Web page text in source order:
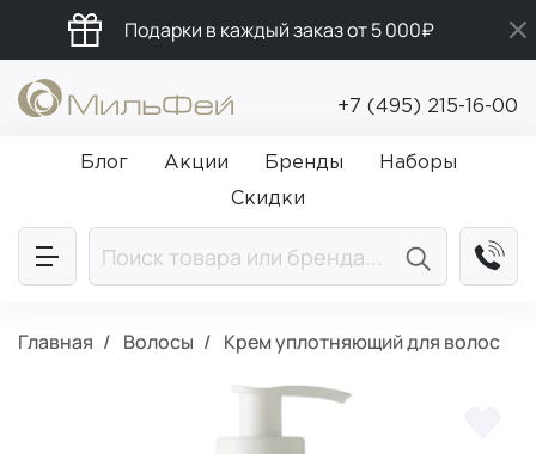
Подарки в каждый заказ от 5 000₽
Промокод ПРИВЕТ
Бесплатная доставка от 5 000₽
+7 (495) 215-16-00
Блог Акции Бренды
Наборы
Скидки
Главная Волосы Крем уплотняющий для волос